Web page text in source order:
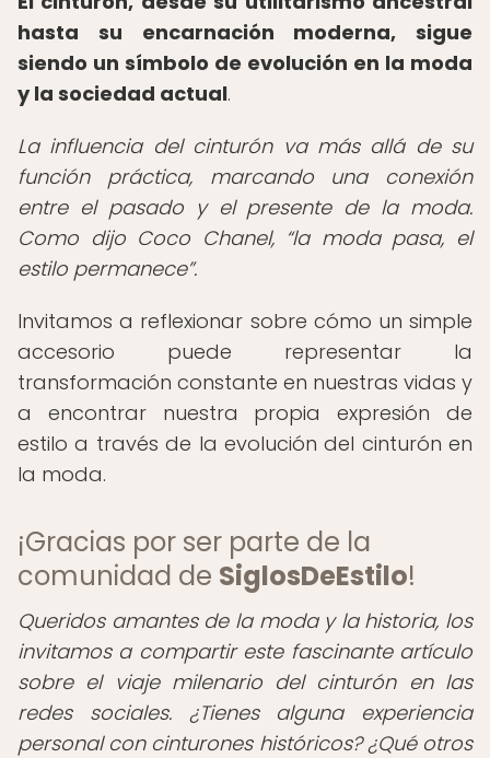
hasta su encarnación moderna, sigue
siendo un símbolo de evolución en la moda
y la sociedad actual.
La influencia del cinturón va más allá de su
función práctica, marcando una conexión
entre el pasado y el presente de la moda.
Como dijo Coco Chanel,
la moda pasa, el
estilo permanece .
Invitamos a reflexionar sobre cómo un simple
accesorio puede representar la
transformación constante en nuestras vidas y
a encontrar nuestra propia expresión de
estilo a través de la evolución del cinturón en
la moda.
¡Gracias por ser parte de la
comunidad de SiglosDeEstilo!
Queridos amantes de la moda y la historia, los
invitamos a compartir este fascinante artículo
sobre el viaje milenario del cinturón en las
redes sociales. ¿Tienes alguna experiencia
personal con cinturones históricos? ¿Qué otros